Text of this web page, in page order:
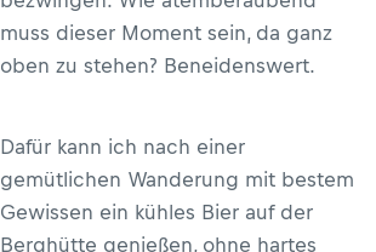
muss dieser Moment sein, da ganz
oben zu stehen? Beneidenswert.
Dafür kann ich nach einer
gemütlichen Wanderung mit bestem
Gewissen ein kühles Bier auf der
Berghütte genießen, ohne hartes